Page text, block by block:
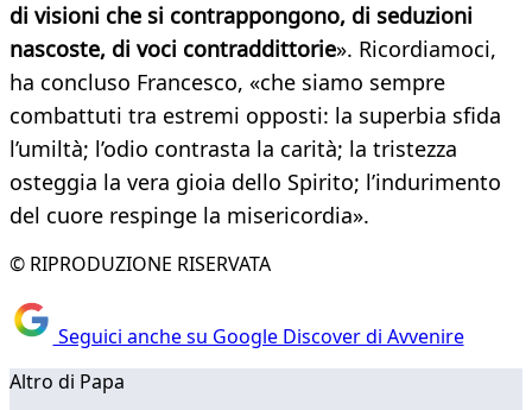
di visioni che si contrappongono, di seduzioni
nascoste, di voci contraddittorie». Ricordiamoci,
ha concluso Francesco, «che siamo sempre
combattuti tra estremi opposti: la superbia sfida
l’umiltà; l’odio contrasta la carità; la tristezza
osteggia la vera gioia dello Spirito; l’indurimento
del cuore respinge la misericordia».
© RIPRODUZIONE RISERVATA
Seguici anche su Google Discover di Avvenire
Altro di Papa